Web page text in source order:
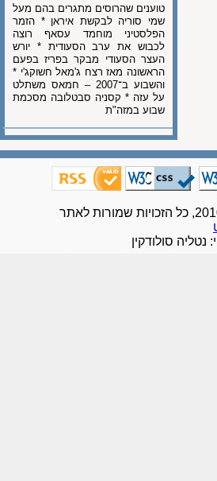
טוענים שהרוסים מתגרים בהם מעל
שמי סוריה לבקשת איראן * הזמר
הפלסטיני מוחמד עסאף רוצה
לכבוש את ערב הסעודית * יורש
העצר הסעודי מבקר בפריז בפעם
הראשונה מאז רצח ג'מאל חשוקג'י *
והשבוע ב־2007 – חמאס משתלט
על עזה * קסניה סבטלובה מסכמת
שבוע במזה"ת
סולודקין